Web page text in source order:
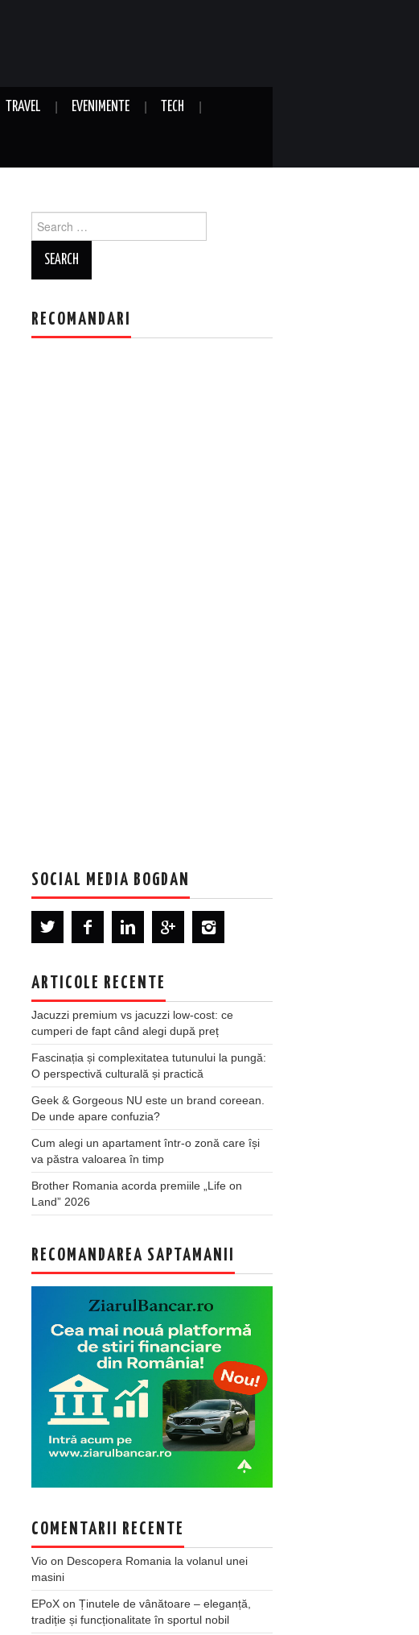
TRAVEL EVENIMENTE TECH
for:
RECOMANDARI
SOCIAL MEDIA BOGDAN
ARTICOLE RECENTE
Jacuzzi premium vs jacuzzi low-cost: ce
cumperi de fapt când alegi după preț
Fascinația și complexitatea tutunului la pungă:
O perspectivă culturală și practică
Geek & Gorgeous NU este un brand coreean.
De unde apare confuzia?
Cum alegi un apartament într-o zonă care își
va păstra valoarea în timp
Brother Romania acorda premiile „Life on
Land” 2026
RECOMANDAREA SAPTAMANII
COMENTARII RECENTE
Vio on Descopera Romania la volanul unei
masini
EPoX on Ținutele de vânătoare – eleganță,
tradiție și funcționalitate în sportul nobil